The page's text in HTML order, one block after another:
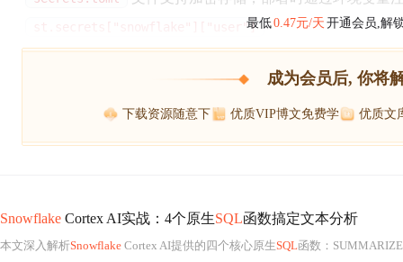
st.secrets["snowflake"]["user"]最低0.47元/天 开通会员,解
成为会员后, 你将
下载资源随意下 优质VIP博文免费学 优质文
Snowflake Cortex AI实战：4个原生SQL函数搞定文本分析
本文深入解析Snowflake Cortex AI提供的四个核心原生SQL函数：SUMMARIZE、TRANSLATE、SENTIMENT和